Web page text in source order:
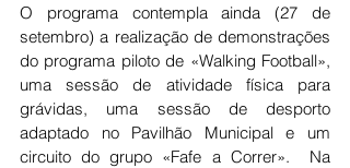
O programa contempla ainda (27 de
setembro) a realização de demonstrações
do programa piloto de «Walking Football»,
uma sessão de atividade física para
grávidas, uma sessão de desporto
adaptado no Pavilhão Municipal e um
circuito do grupo «Fafe a Correr».  Na